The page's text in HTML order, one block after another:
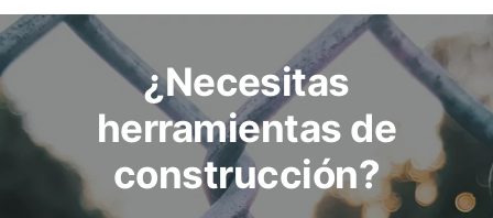
¿Necesitas
herramientas de
construcción?